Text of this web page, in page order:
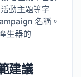
動主題等字
名稱。
生器的
建議